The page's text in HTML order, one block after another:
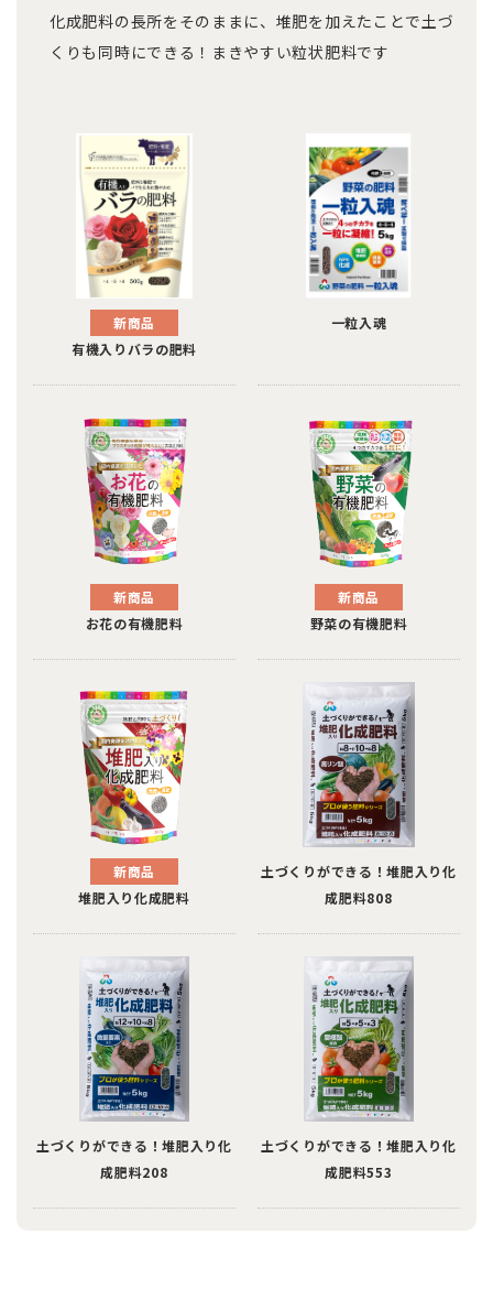
土壌改良材シリーズ
化成肥料の長所をそのままに、堆肥を加えたことで土づ
くりも同時にできる！まきやすい粒状肥料です
新商品
有機入りバラの肥料
一粒入魂
新商品
お花の有機肥料
新商品
野菜の有機肥料
新商品
堆肥入り化成肥料
土づくりができる！堆肥入り化
成肥料808
土づくりができる！堆肥入り化
成肥料208
土づくりができる！堆肥入り化
成肥料553